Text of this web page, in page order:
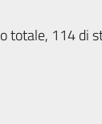
totale, 114 di